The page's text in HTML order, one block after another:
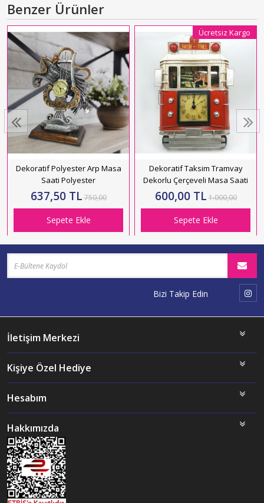
Benzer Ürünler
Dekoratif Polyester Arp Masa
Saati Polyester
637,50 TL 750,00
Sepete Ekle
Ücretsiz Kargo
Dekoratif Taksim Tramvay
Dekorlu Çerçeveli Masa Saati
600,00 TL 1.000,00
Sepete Ekle
Bizi Takip Edin
İletişim Merkezi
Kişiye Özel Hediye
Hesabım
Hakkımızda